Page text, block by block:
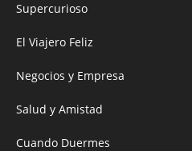
Supercurioso
El Viajero Feliz
Negocios y Empresa
Salud y Amistad
Cuando Duermes